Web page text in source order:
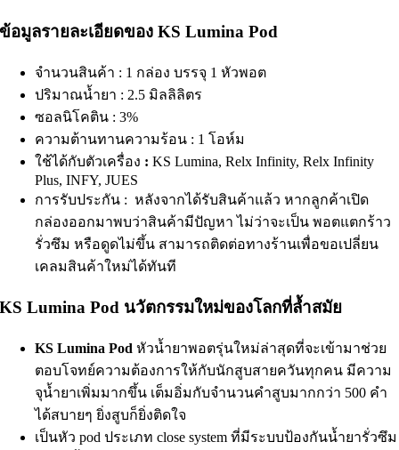
ข้อมูลรายละเอียดของ KS Lumina Pod
จำนวนสินค้า : 1 กล่อง บรรจุ 1 หัวพอต
ปริมาณน้ำยา : 2.5 มิลลิลิตร
ซอลนิโคติน : 3%
ความต้านทานความร้อน : 1 โอห์ม
ใช้ได้กับตัวเครื่อง : KS Lumina, Relx Infinity, Relx Infinity
Plus, INFY, JUES
การรับประกัน : หลังจากได้รับสินค้าแล้ว หากลูกค้าเปิด
กล่องออกมาพบว่าสินค้ามีปัญหา ไม่ว่าจะเป็น พอตแตกร้าว
รั่วซึม หรือดูดไม่ขึ้น สามารถติดต่อทางร้านเพื่อขอเปลี่ยน
เคลมสินค้าใหม่ได้ทันที
KS Lumina Pod นวัตกรรมใหม่ของโลกที่ล้ำสมัย
KS Lumina Podหัวน้ำยาพอตรุ่นใหม่ล่าสุดที่จะเข้ามาช่วย
ตอบโจทย์ความต้องการให้กับนักสูบสายควันทุกคน มีความ
จุน้ำยาเพิ่มมากขึ้น เต็มอิ่มกับจำนวนคำสูบมากกว่า 500 คำ
ได้สบายๆ ยิ่งสูบก็ยิ่งติดใจ
เป็นหัว pod ประเภท close system ที่มีระบบป้องกันน้ำยารั่วซึม